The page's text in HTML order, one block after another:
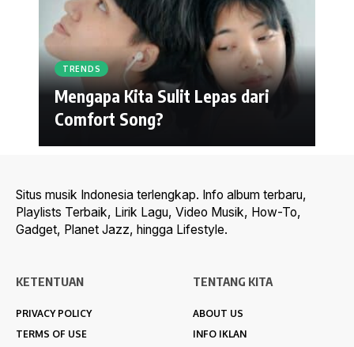
TRENDS
Mengapa Kita Sulit Lepas dari
Comfort Song?
Situs musik Indonesia terlengkap. Info album terbaru,
Playlists Terbaik, Lirik Lagu, Video Musik, How-To,
Gadget, Planet Jazz, hingga Lifestyle.
KETENTUAN
PRIVACY POLICY
TERMS OF USE
TENTANG KITA
ABOUT US
INFO IKLAN